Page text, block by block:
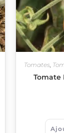
Tomates
Tomate